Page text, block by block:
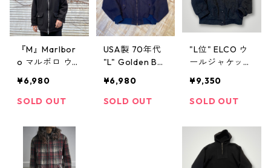
ジ
『M』Marlbor
o マルボロ ウー
リバーシブル
黒×赤 古着 古着
テージ
¥6,980
SOLD OUT
USA製 70年代
"L" Golden Be
ベア ウールス
タジャン 紺 ネ
¥6,980
SOLD OUT
"L位" ELCO ウ
ールジャケット
着 古着屋 高円
寺 ビンテージ
¥9,350
SOLD OUT